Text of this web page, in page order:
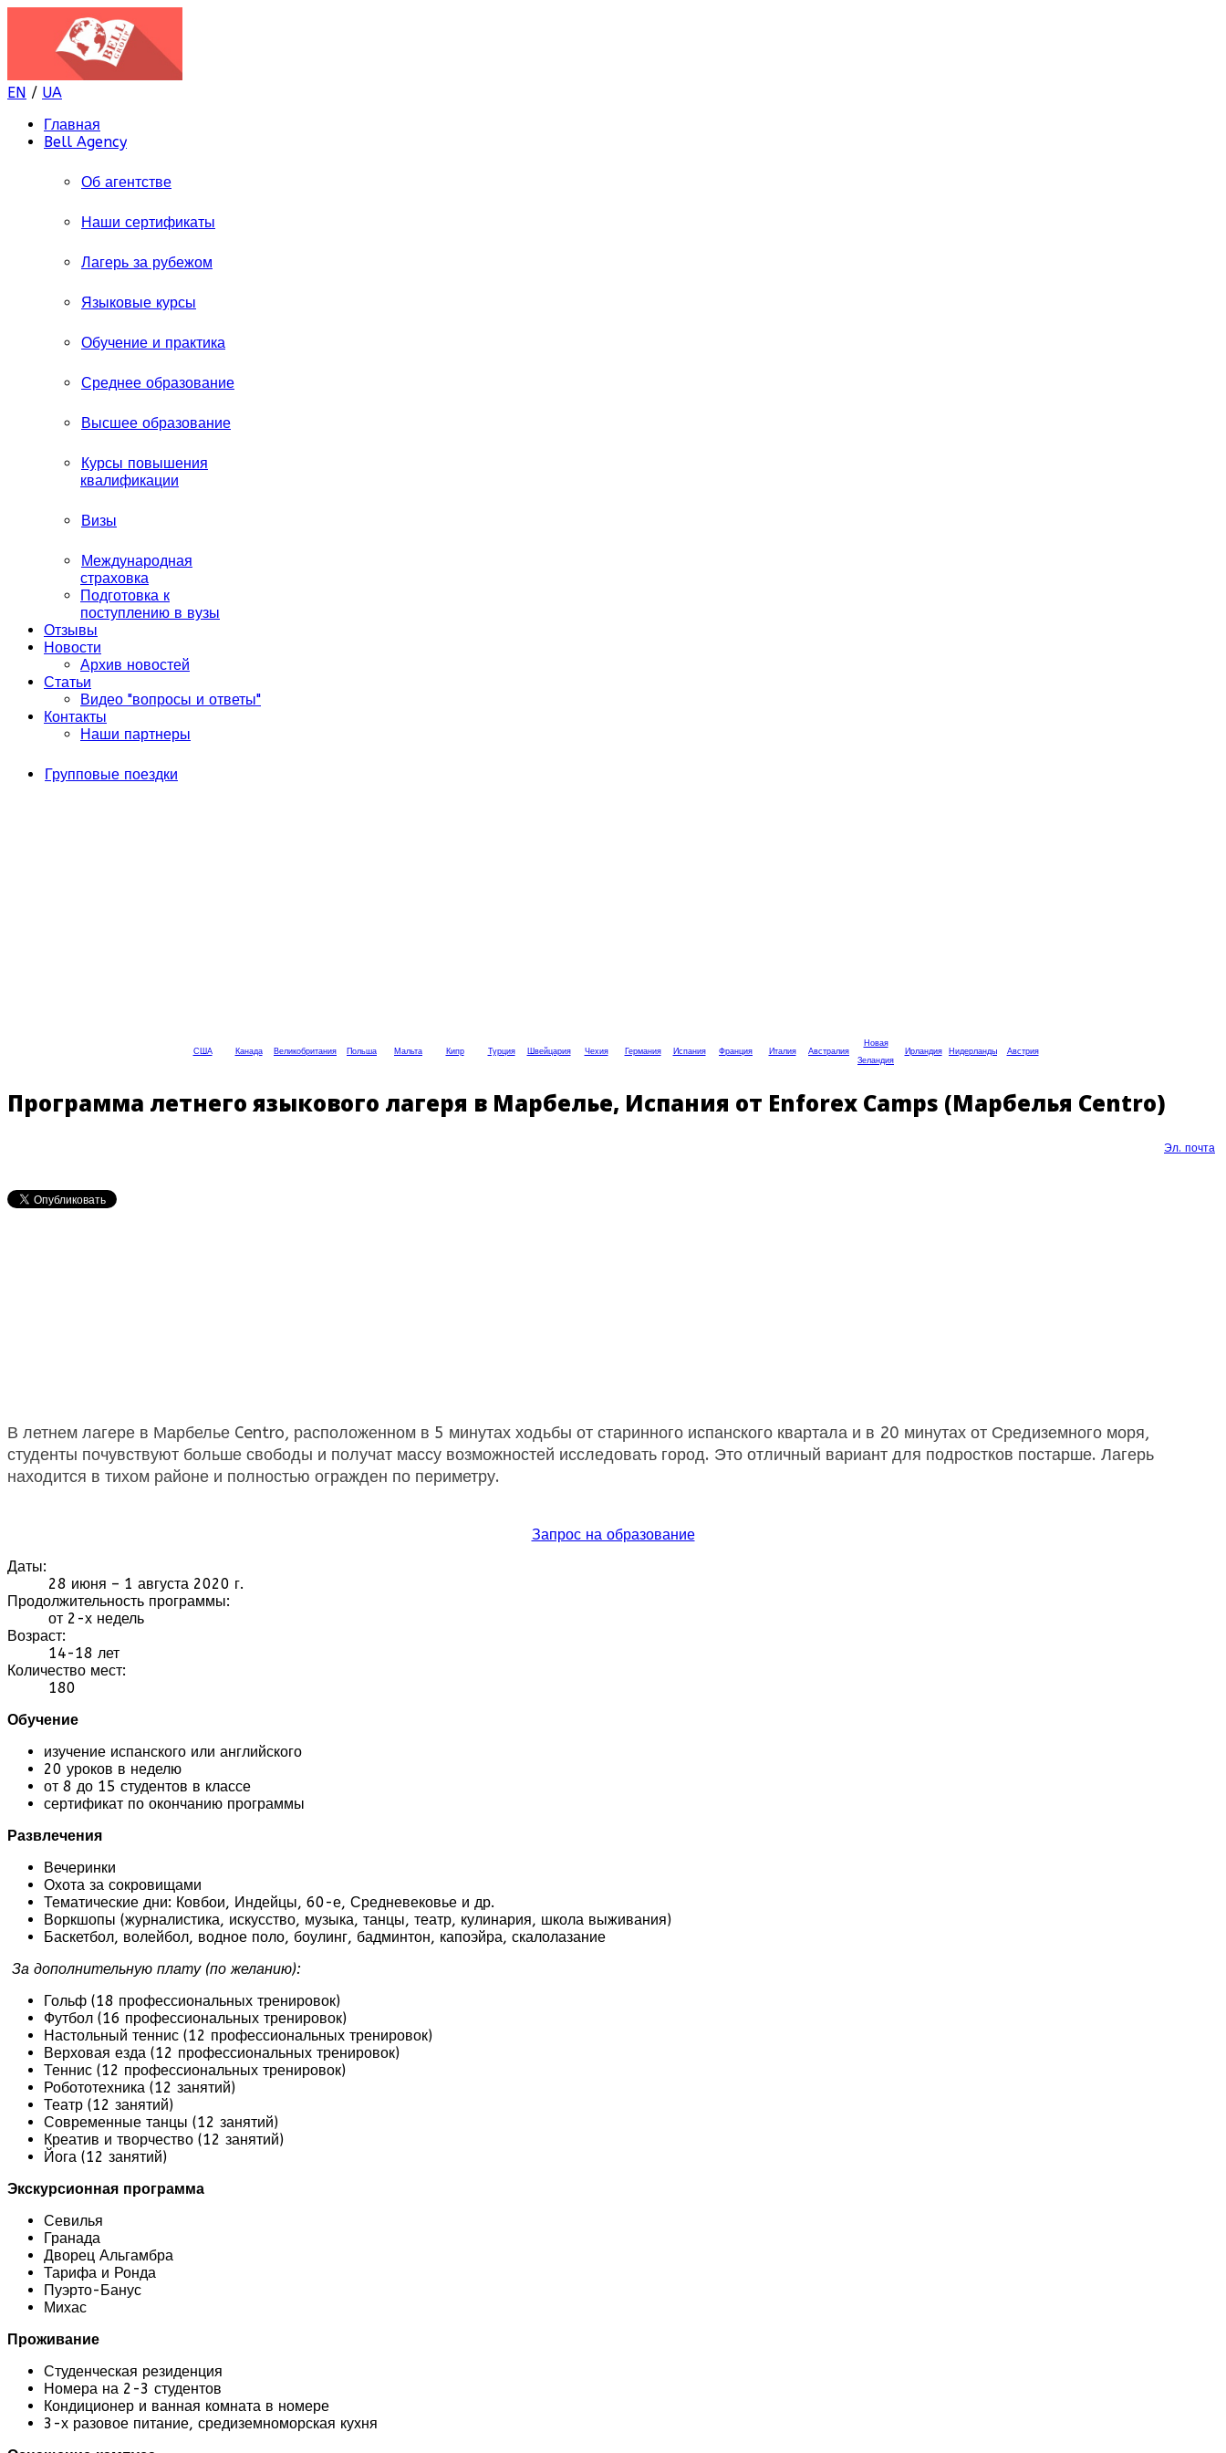
EN / UA
Главная
Bell Agency
Об агентстве
Наши сертификаты
Лагерь за рубежом
Языковые курсы
Обучение и практика
Среднее образование
Высшее образование
Курсы повышения
квалификации
Визы
Международная
страховка
Подготовка к
поступлению в вузы
Отзывы
Новости
Архив новостей
Статьи
Видео "вопросы и ответы"
Контакты
Наши партнеры
Групповые поездки
США Канада Великобритания Польша Мальта Кипр Турция Швейцария Чехия Германия Испания Франция Италия Австралия
Новая
Зеландия
Ирландия Нидерланды Австрия
Программа летнего языкового лагеря в Марбелье, Испания от Enforex Camps (Марбелья Centro)
Эл. почта
В летнем лагере в Марбелье Centro, расположенном в 5 минутах ходьбы от старинного испанского квартала и в 20 минутах от Средиземного моря,
студенты почувствуют больше свободы и получат массу возможностей исследовать город. Это отличный вариант для подростков постарше. Лагерь
находится в тихом районе и полностью огражден по периметру.
Запрос на образование
Даты:
28 июня – 1 августа 2020 г.
Продолжительность программы:
от 2-х недель
Возраст:
14-18 лет
Количество мест:
180
Обучение
изучение испанского или английского
20 уроков в неделю
от 8 до 15 студентов в классе
сертификат по окончанию программы
Развлечения
Вечеринки
Охота за сокровищами
Тематические дни: Ковбои, Индейцы, 60-е, Средневековье и др.
Воркшопы (журналистика, искусство, музыка, танцы, театр, кулинария, школа выживания)
Баскетбол, волейбол, водное поло, боулинг, бадминтон, капоэйра, скалолазание
За дополнительную плату (по желанию):
Гольф (18 профессиональных тренировок)
Футбол (16 профессиональных тренировок)
Настольный теннис (12 профессиональных тренировок)
Верховая езда (12 профессиональных тренировок)
Теннис (12 профессиональных тренировок)
Робототехника (12 занятий)
Театр (12 занятий)
Современные танцы (12 занятий)
Креатив и творчество (12 занятий)
Йога (12 занятий)
Экскурсионная программа
Севилья
Гранада
Дворец Альгамбра
Тарифа и Ронда
Пуэрто-Банус
Михас
Проживание
Студенческая резиденция
Номера на 2-3 студентов
Кондиционер и ванная комната в номере
3-х разовое питание, средиземноморская кухня